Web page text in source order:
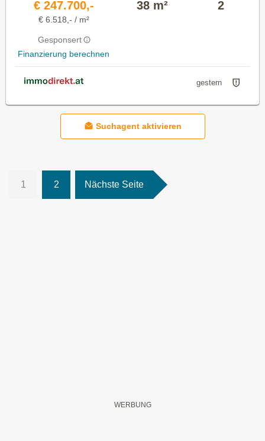
€ 247.700,-
€ 6.518,- / m²
Gesponsert
Finanzierung berechnen
38 m² 2
gestern
Suchagent aktivieren
1 2 Nächste Seite